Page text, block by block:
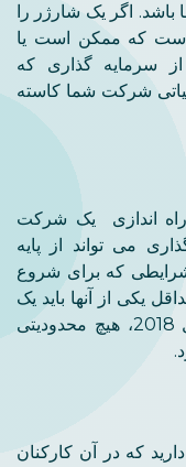
اگر یک شارژر را
است که ممکن است یا
2018، بخشی از سرمایه گذاری که
شرکت شما کاسته
در راه اندازی یک شرکت
می تواند از پایه
که برای شروع
و حداقل یکی از آنها باید یک
محقق یا یک توسعه دهنده باشد. از سال 2018، هیچ محدودیتی
که در آن کارکنان